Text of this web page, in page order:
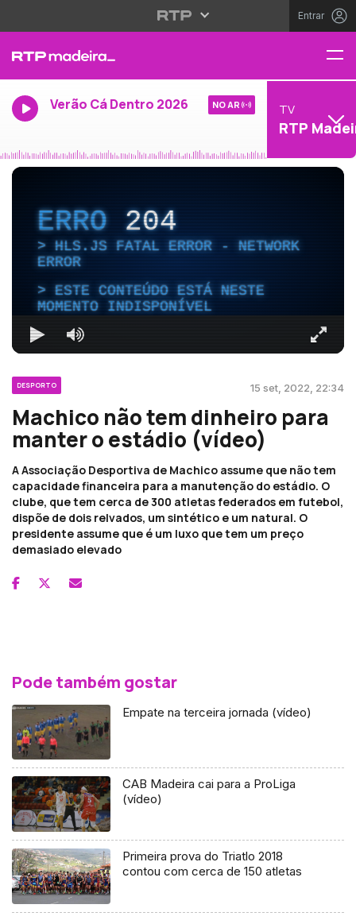
Entrar
Verão Cá Dentro 2026 NO AR TV
RTP
ERRO204
HLS.JS FATAL ERROR - NETWORK
ERROR
ESTE CONTEÚDO ESTÁ NESTE
MOMENTO INDISPONÍVEL
DESPORTO 15 set, 2022, 22:34
Machico não tem dinheiro para
manter o estádio (vídeo)
A Associação Desportiva de Machico assume que não tem
capacidade financeira para a manutenção do estádio. O
clube, que tem cerca de 300 atletas federados em futebol,
dispõe de dois relvados, um sintético e um natural. O
presidente assume que é um luxo que tem um preço
demasiado elevado
Pode também gostar
Empate na terceira jornada (vídeo)
CAB Madeira cai para a ProLiga
(vídeo)
Primeira prova do Triatlo 2018
contou com cerca de 150 atletas